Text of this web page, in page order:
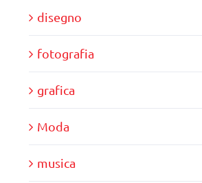
disegno
fotografia
grafica
Moda
musica